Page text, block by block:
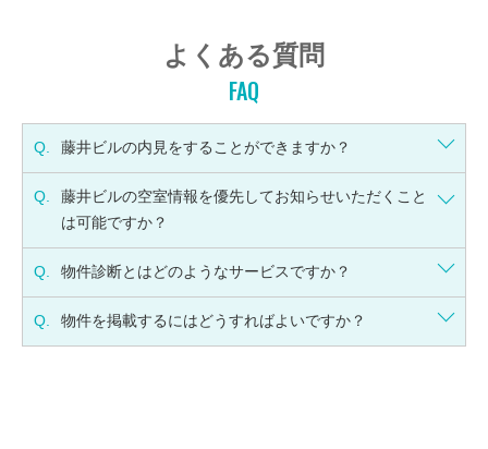
よくある質問
FAQ
Q. 藤井ビルの内見をすることができますか？
Q.
藤井ビルの空室情報を優先してお知らせいただくこと
は可能ですか？
Q. 物件診断とはどのようなサービスですか？
Q. 物件を掲載するにはどうすればよいですか？